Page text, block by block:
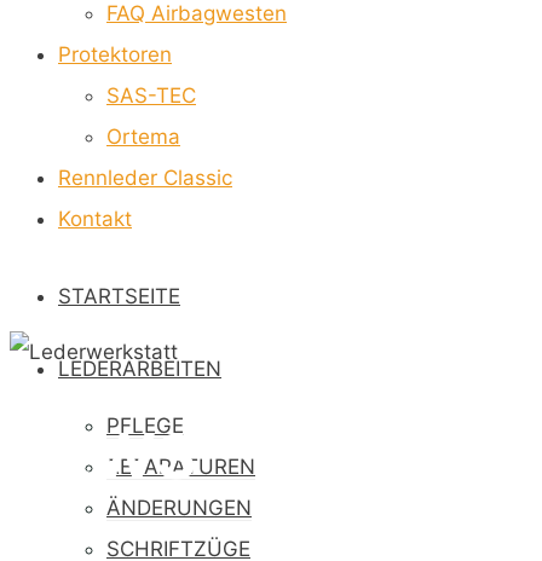
FAQ Airbagwesten
Protektoren
SAS-TEC
Ortema
Rennleder Classic
Kontakt
STARTSEITE
LEDERARBEITEN
PFLEGE
REPARATUREN
ÄNDERUNGEN
SCHRIFTZÜGE
NEWS